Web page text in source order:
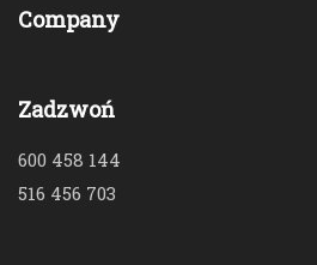
Company
Zadzwoń
600 458 144
516 456 703